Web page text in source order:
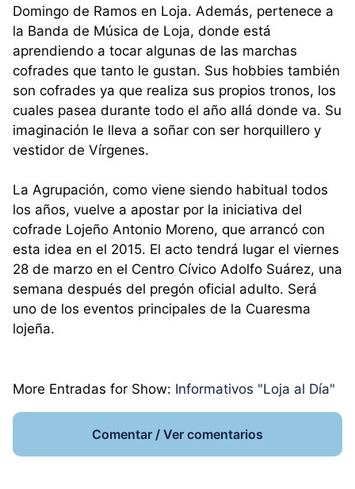
Domingo de Ramos en Loja. Además, pertenece a
la Banda de Música de Loja, donde está
aprendiendo a tocar algunas de las marchas
cofrades que tanto le gustan. Sus hobbies también
son cofrades ya que realiza sus propios tronos, los
cuales pasea durante todo el año allá donde va. Su
imaginación le lleva a soñar con ser horquillero y
vestidor de Vírgenes.
La Agrupación, como viene siendo habitual todos
los años, vuelve a apostar por la iniciativa del
cofrade Lojeño Antonio Moreno, que arrancó con
esta idea en el 2015. El acto tendrá lugar el viernes
28 de marzo en el Centro Cívico Adolfo Suárez, una
semana después del pregón oficial adulto. Será
uno de los eventos principales de la Cuaresma
lojeña.
More Entradas for Show: Informativos "Loja al Día"
Comentar / Ver comentarios